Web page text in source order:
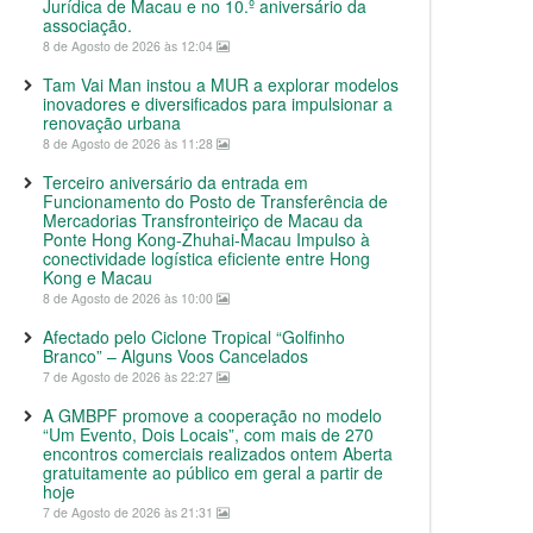
Jurídica de Macau e no 10.º aniversário da
associação.
8 de Agosto de 2026 às 12:04
Tam Vai Man instou a MUR a explorar modelos
inovadores e diversificados para impulsionar a
renovação urbana
8 de Agosto de 2026 às 11:28
Terceiro aniversário da entrada em
Funcionamento do Posto de Transferência de
Mercadorias Transfronteiriço de Macau da
Ponte Hong Kong-Zhuhai-Macau Impulso à
conectividade logística eficiente entre Hong
Kong e Macau
8 de Agosto de 2026 às 10:00
Afectado pelo Ciclone Tropical “Golfinho
Branco” – Alguns Voos Cancelados
7 de Agosto de 2026 às 22:27
A GMBPF promove a cooperação no modelo
“Um Evento, Dois Locais”, com mais de 270
encontros comerciais realizados ontem Aberta
gratuitamente ao público em geral a partir de
hoje
7 de Agosto de 2026 às 21:31